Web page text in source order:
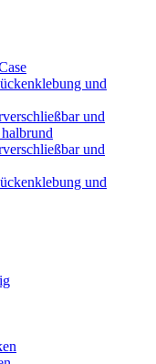
und
und
und
und